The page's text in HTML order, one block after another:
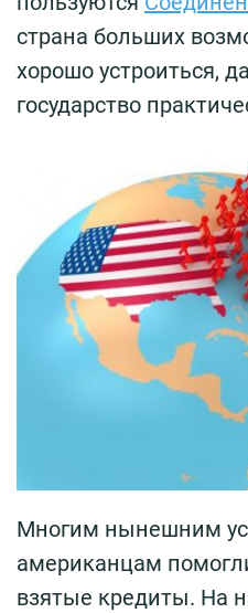
страна больших
хорошо устроиться,
государство
Многим нынешним
американцам
взятые кредиты. На